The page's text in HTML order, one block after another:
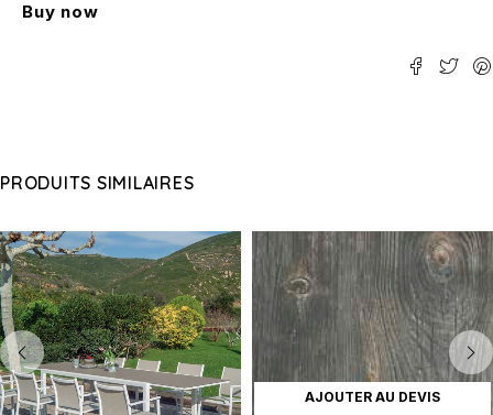
Buy now
PRODUITS SIMILAIRES
AJOUTER AU DEVIS